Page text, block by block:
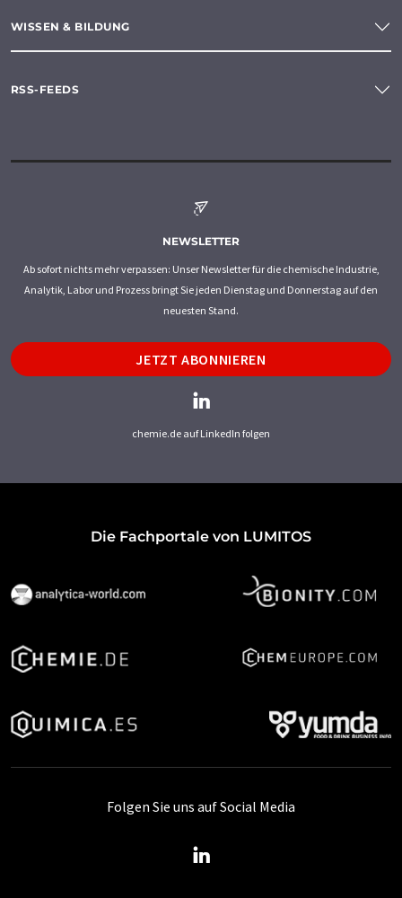
WISSEN & BILDUNG
RSS-FEEDS
NEWSLETTER
Ab sofort nichts mehr verpassen: Unser Newsletter für die chemische Industrie,
Analytik, Labor und Prozess bringt Sie jeden Dienstag und Donnerstag auf den
neuesten Stand.
JETZT ABONNIEREN
chemie.de auf LinkedIn folgen
Die Fachportale von LUMITOS
Folgen Sie uns auf Social Media